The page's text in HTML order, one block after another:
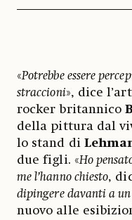
«Potrebbe essere
straccioni», dice
rocker britannico
della pittura dal
lo stand di
due figli. «Ho
me l’hanno chiesto,
dipingere davanti a un
nuovo alle